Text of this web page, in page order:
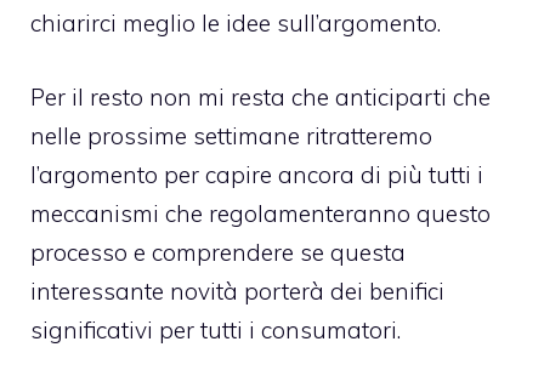
chiarirci meglio le idee sull’argomento.
Per il resto non mi resta che anticiparti che
nelle prossime settimane ritratteremo
l’argomento per capire ancora di più tutti i
meccanismi che regolamenteranno questo
processo e comprendere se questa
interessante novità porterà dei benifici
significativi per tutti i consumatori.